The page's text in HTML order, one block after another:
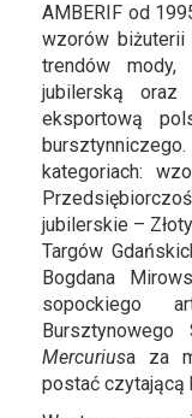
AMBERIF od
wzorów biżuterii
trendów mody,
jubilerską oraz
eksportową
kategoriach:
jubilerskie –
Targów
Bogdana
sopockiego
Mercuriusa za
postać czytającą